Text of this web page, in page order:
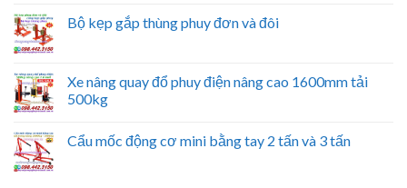
Bộ kẹp gắp thùng phuy đơn và đôi
Xe nâng quay đổ phuy điện nâng cao 1600mm tải
500kg
Cẩu mốc động cơ mini bằng tay 2 tấn và 3 tấn